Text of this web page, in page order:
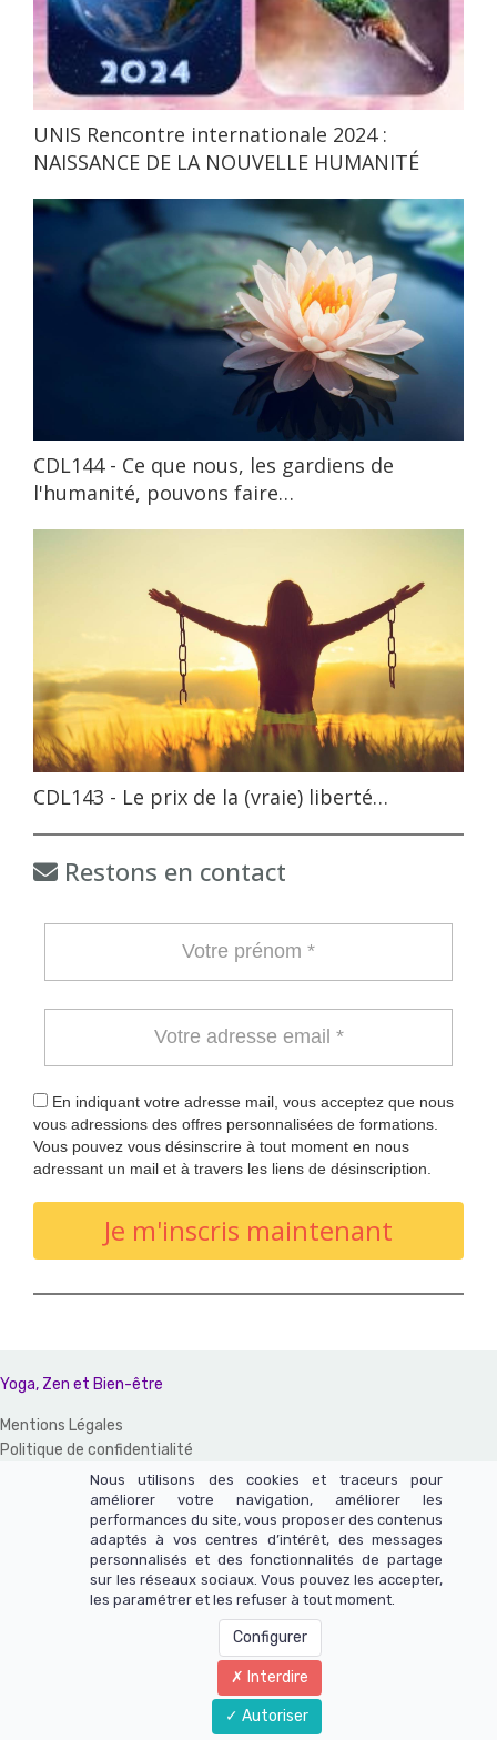
UNIS Rencontre internationale 2024 :
NAISSANCE DE LA NOUVELLE HUMANITÉ
CDL144 - Ce que nous, les gardiens de
l'humanité, pouvons faire…
CDL143 - Le prix de la (vraie) liberté…
Restons en contact
En indiquant votre adresse mail, vous acceptez que nous
vous adressions des offres personnalisées de formations.
Vous pouvez vous désinscrire à tout moment en nous
adressant un mail et à travers les liens de désinscription.
Je m'inscris maintenant
Yoga, Zen et Bien-être
Mentions Légales
Politique de confidentialité
Un site réalisé avec LearnyBox
Ce site n'appartient pas à Meta et n'est pas affilié à Meta Platforms,
Inc.
Le contenu de ce site web et de ces pages n'a pas été vérifié par
Meta - Meta est une marque déposée de Meta Platforms, Inc.
Nous utilisons des cookies et traceurs pour
améliorer votre navigation, améliorer les
performances du site, vous proposer des contenus
adaptés à vos centres d’intérêt, des messages
personnalisés et des fonctionnalités de partage
sur les réseaux sociaux. Vous pouvez les accepter,
les paramétrer et les refuser à tout moment.
Configurer
Interdire
Autoriser